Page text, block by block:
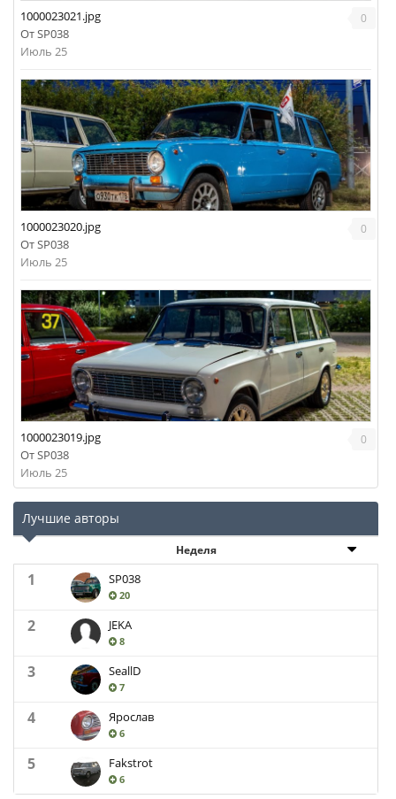
0
1000023021.jpg
ОтSP038
Июль 25
0
1000023020.jpg
ОтSP038
Июль 25
0
1000023019.jpg
ОтSP038
Июль 25
Лучшие авторы
Неделя
1 SP038
20
2 JEKA
8
3 SeallD
7
4 Ярослав
6
5 Fakstrot
6